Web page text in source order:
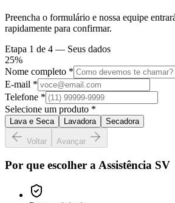
Preencha o formulário e nossa equipe
rapidamente para confirmar.
Etapa 1 de 4 — Seus dados
25%
Nome completo *
E-mail *
Telefone *
Selecione um produto *
Lava e Seca Lavadora Secadora
Voltar Avançar
Por que escolher a Assistência SV